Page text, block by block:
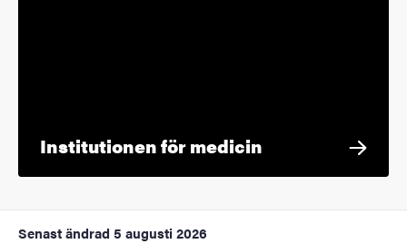
Institutionen för medicin
Senast ändrad 5 augusti 2026